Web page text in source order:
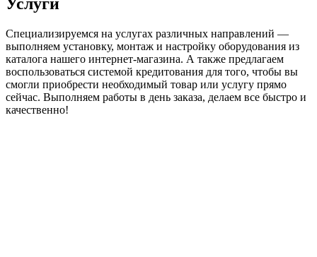
Специализируемся на услугах различных направлений —
выполняем установку, монтаж и настройку оборудования из
каталога нашего интернет-магазина. А также предлагаем
воспользоваться системой кредитования для того, чтобы вы
смогли приобрести необходимый товар или услугу прямо
сейчас. Выполняем работы в день заказа, делаем все быстро и
качественно!